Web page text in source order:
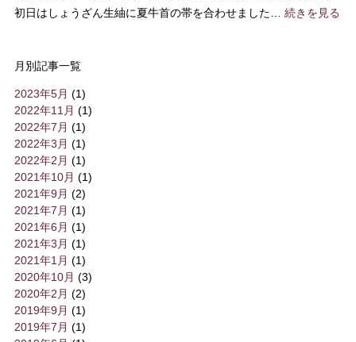
初日はしょうざん生紬に夏牛首の帯を合わせました… 続きを見る
月別記事一覧
2023年5月 (1)
2022年11月 (1)
2022年7月 (1)
2022年3月 (1)
2022年2月 (1)
2021年10月 (1)
2021年9月 (2)
2021年7月 (1)
2021年6月 (1)
2021年3月 (1)
2021年1月 (1)
2020年10月 (3)
2020年2月 (2)
2019年9月 (1)
2019年7月 (1)